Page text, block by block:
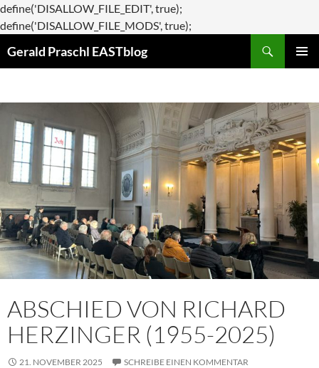
define('DISALLOW_FILE_EDIT', true);
define('DISALLOW_FILE_MODS', true);
Gerald Praschl EASTblog
ABSCHIED VON RICHARD
HERZINGER (1955-2025)
21. NOVEMBER 2025 SCHREIBE EINEN KOMMENTAR